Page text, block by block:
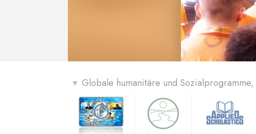
▼ Globale humanitäre und Sozialprogramme,